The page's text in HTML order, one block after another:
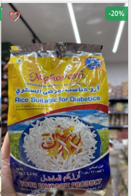
favorite_border -20%